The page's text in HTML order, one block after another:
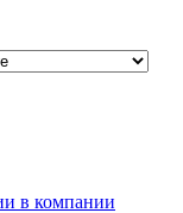
в компании